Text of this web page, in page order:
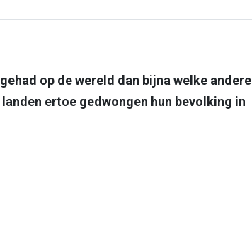
op de wereld dan bijna welke andere
ertoe gedwongen hun bevolking in